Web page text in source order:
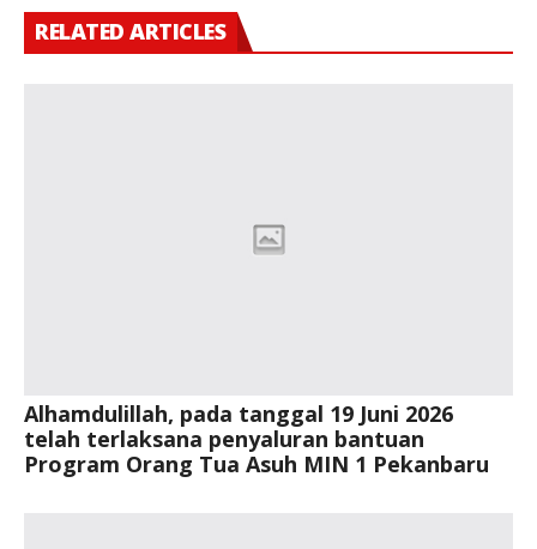
RELATED ARTICLES
Alhamdulillah, pada tanggal 19 Juni 2026
telah terlaksana penyaluran bantuan
Program Orang Tua Asuh MIN 1 Pekanbaru